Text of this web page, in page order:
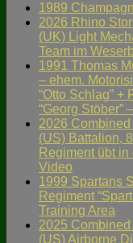
1989
2026 Rhino
(UK) Light
Team im
1991 Thomas
– ehem.
“Otto Schlag” +
“Georg Stöber”
2026
(US) Battalion,
Regiment übt
Video
1999 Spartans
Regiment
Training Area
2025
(US) Airborne